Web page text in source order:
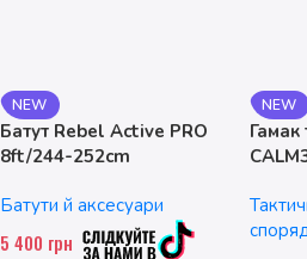
NEW
Батут Rebel Active PRO
8ft/244-252cm
Батути й аксесуари
5 400 грн
NEW
Гамак